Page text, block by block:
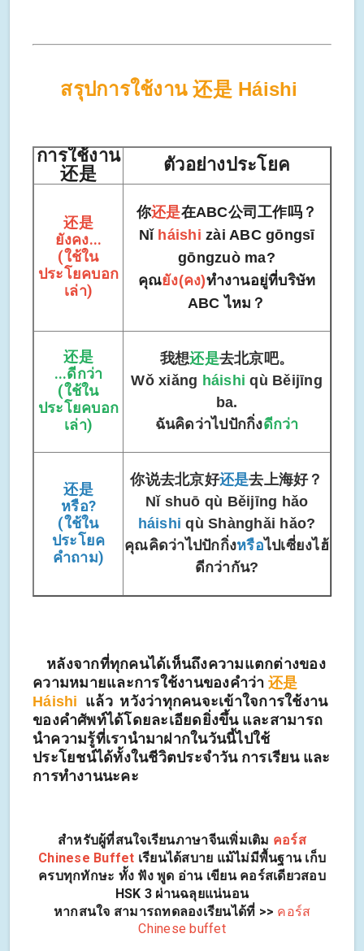
สรุปการใช้งาน 还是 Háishi
การใช้งาน
还是
ตัวอย่างประโยค
还是
ยังคง...
(ใช้ใน
ประโยคบอก
เล่า)
你还是在ABC公司工作吗？
Nǐ háishi zài ABC gōngsī
gōngzuò ma?
คุณยัง(คง)ทำงานอยู่ที่บริษัท
ABC ไหม？
还是
...ดีกว่า
(ใช้ใน
ประโยคบอก
เล่า)
我想还是去北京吧。
Wǒ xiǎng háishi qù Běijīng
ba.
ฉันคิดว่าไปปักกิ่งดีกว่า
还是
หรือ?
(ใช้ใน
ประโยค
คำถาม)
你说去北京好还是去上海好？
Nǐ shuō qù Běijīng hǎo
háishi qù Shànghǎi hǎo?
คุณคิดว่าไปปักกิ่งหรือไปเซี่ยงไฮ้
ดีกว่ากัน?
หลังจากที่ทุกคนได้เห็นถึงความแตกต่างของ
ความหมายและการใช้งานของคำว่า 还是
Háishi แล้ว หวังว่าทุกคนจะเข้าใจการใช้งาน
ของคำศัพท์ได้โดยละเอียดยิ่งขึ้น และสามารถ
นำความรู้ที่เรานำมาฝากในวันนี้ไปใช้
ประโยชน์ได้ทั้งในชีวิตประจำวัน การเรียน และ
การทำงานนะคะ
สำหรับผู้ที่สนใจเรียนภาษาจีนเพิ่มเติม คอร์ส
Chinese Buffet เรียนได้สบาย แม้ไม่มีพื้นฐาน เก็บ
ครบทุกทักษะ ทั้ง ฟัง พูด อ่าน เขียน คอร์สเดียวสอบ
HSK 3 ผ่านฉลุยแน่นอน
หากสนใจ สามารถทดลองเรียนได้ที่ >> คอร์ส
Chinese buffet